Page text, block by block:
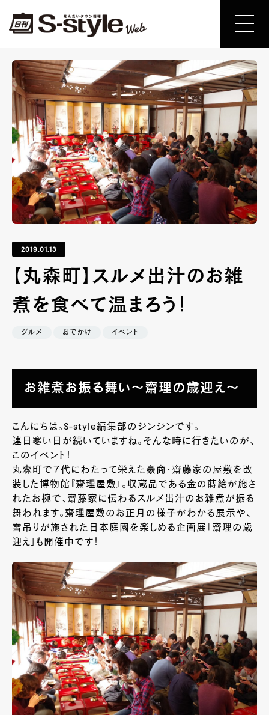
2019.01.13
【丸森町】スルメ出汁のお雑
煮を食べて温まろう！
グルメ おでかけ イベント
お雑煮お振る舞い～齋理の歳迎え～
こんにちは。S-style編集部のジンジンです。
連日寒い日が続いていますね。そんな時に行きたいのが、
このイベント！
丸森町で７代にわたって栄えた豪商・齋藤家の屋敷を改
装した博物館『 齋理屋敷』。収蔵品である金の蒔絵が施さ
れたお椀で、齋藤家に伝わるスルメ出汁のお雑煮が振る
舞われます。齋理屋敷のお正月の様子がわかる展示や、
雪吊りが施された日本庭園を楽しめる企画展「齋理の歳
迎え」も開催中です！